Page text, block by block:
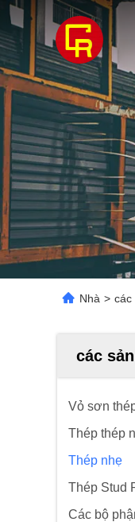
Nhà > các
các
Vỏ sơn
Thép thép
Thép nhẹ
Thép Stud
Các bộ